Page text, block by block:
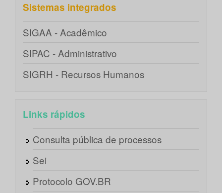
Sistemas integrados
SIGAA - Acadêmico
SIPAC - Administrativo
SIGRH - Recursos Humanos
Links rápidos
Consulta pública de processos
Sei
Protocolo GOV.BR